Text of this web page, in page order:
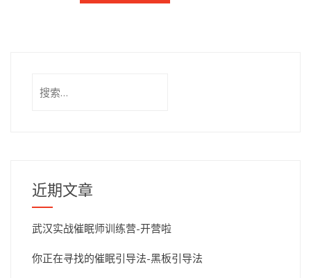
索：
近期文章
武汉实战催眠师训练营-开营啦
你正在寻找的催眠引导法-黑板引导法